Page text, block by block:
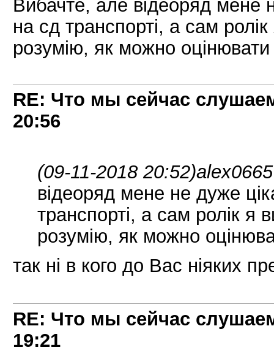
Вибачте, але відеоряд мене
на сд транспорті, а сам
розумію, як можно
RE: Что мы сейчас
20:56
(09-11-2018 20:52)
відеоряд мене не дуже
транспорті, а сам ролік
розумію, як можно
так ні в кого до Вас ніяких
RE: Что мы сейчас
19:21